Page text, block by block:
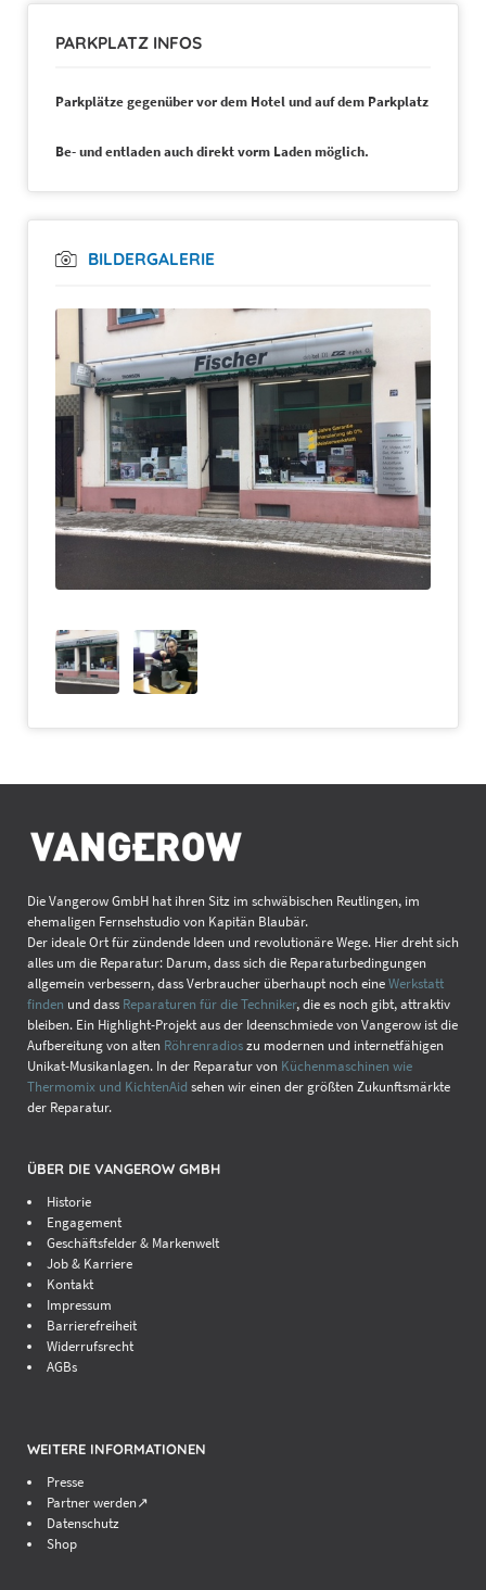
PARKPLATZ INFOS
Parkplätze gegenüber vor dem Hotel und auf dem Parkplatz
Be- und entladen auch direkt vorm Laden möglich.
BILDERGALERIE
Die Vangerow GmbH hat ihren Sitz im schwäbischen Reutlingen, im
ehemaligen Fernsehstudio von Kapitän Blaubär.
Der ideale Ort für zündende Ideen und revolutionäre Wege. Hier dreht sich
alles um die Reparatur: Darum, dass sich die Reparaturbedingungen
allgemein verbessern, dass Verbraucher überhaupt noch eineWerkstatt
finden und dass Reparaturen für die Techniker, die es noch gibt, attraktiv
bleiben. Ein Highlight-Projekt aus der Ideenschmiede von Vangerow ist die
Aufbereitung von alten Röhrenradioszu modernen und internetfähigen
Unikat-Musikanlagen. In der Reparatur von Küchenmaschinen wie
Thermomix und KichtenAid sehen wir einen der größten Zukunftsmärkte
der Reparatur.
ÜBER DIE VANGEROW GMBH
Historie
Engagement
Geschäftsfelder & Markenwelt
Job & Karriere
Kontakt
Impressum
Barrierefreiheit
Widerrufsrecht
AGBs
WEITERE INFORMATIONEN
Presse
Partner werden↗
Datenschutz
Shop